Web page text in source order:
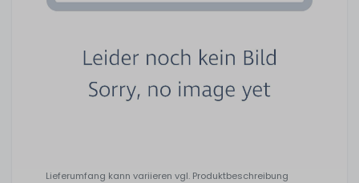
Lieferumfang kann variieren vgl. Produktbeschreibung